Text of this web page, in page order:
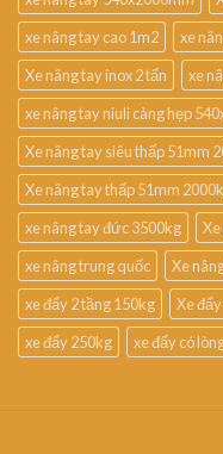
xe nâng tay cao 1m2
xe
Xe nâng tay inox 2 tấn
xe
xe nâng tay niuli càng hẹp
Xe nâng tay siêu thấp 51mm
Xe nâng tay thấp 51mm
xe nâng tay đức 3500kg
xe nâng trung quốc
Xe
xe đẩy 2 tầng 150kg
Xe
xe đẩy 250kg
xe đẩy có